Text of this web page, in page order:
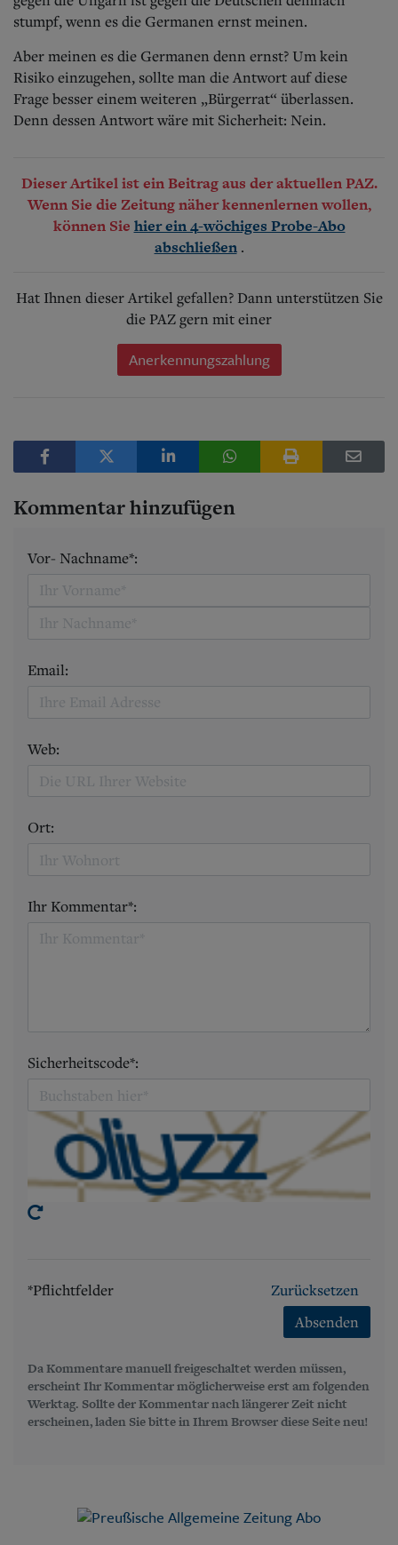
stumpf, wenn es die Germanen ernst meinen.
Aber meinen es die Germanen denn ernst? Um kein
Risiko einzugehen, sollte man die Antwort auf diese
Frage besser einem weiteren „Bürgerrat“ überlassen.
Denn dessen Antwort wäre mit Sicherheit: Nein.
Dieser Artikel ist ein Beitrag aus der aktuellen PAZ.
Wenn Sie die Zeitung näher kennenlernen wollen,
können Sie hier ein 4-wöchiges Probe-Abo
abschließen .
Hat Ihnen dieser Artikel gefallen? Dann unterstützen Sie
die PAZ gern mit einer
Anerkennungszahlung
Kommentar hinzufügen
Vor- Nachname*:
Email:
Web:
Ort:
Ihr Kommentar*:
Sicherheitscode*:
*Pflichtfelder
Zurücksetzen
Absenden
Da Kommentare manuell freigeschaltet werden müssen,
erscheint Ihr Kommentar möglicherweise erst am folgenden
Werktag. Sollte der Kommentar nach längerer Zeit nicht
erscheinen, laden Sie bitte in Ihrem Browser diese Seite neu!